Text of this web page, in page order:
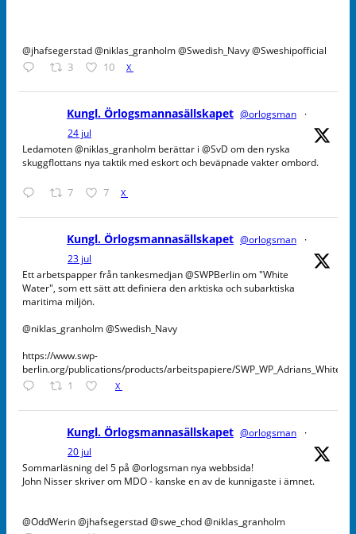
@jhafsegerstad @niklas_granholm @Swedish_Navy @Sweshipofficial
3 10 X
Kungl. Örlogsmannasällskapet @orlogsman
·
24 jul
Ledamoten @niklas_granholm berättar i @SvD om den ryska
skuggflottans nya taktik med eskort och beväpnade vakter ombord.
7 7 X
Kungl. Örlogsmannasällskapet @orlogsman
·
23 jul
Ett arbetspapper från tankesmedjan @SWPBerlin om "White
Water", som ett sätt att definiera den arktiska och subarktiska
maritima miljön.
@niklas_granholm @Swedish_Navy
https://www.swp-
berlin.org/publications/products/arbeitspapiere/
1 X
Kungl. Örlogsmannasällskapet @orlogsman
·
20 jul
Sommarläsning del 5 på @orlogsman nya webbsida!
John Nisser skriver om MDO - kanske en av de kunnigaste i ämnet.
@OddWerin @jhafsegerstad @swe_chod @niklas_granholm